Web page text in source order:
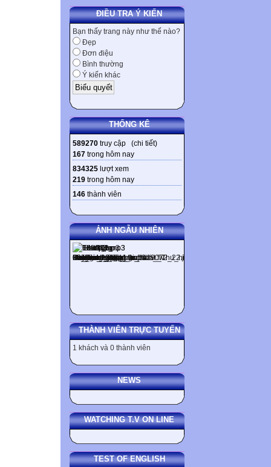
ĐIỀU TRA Ý KIẾN
Bạn thấy trang này như thế nào?
Đẹp
Đơn điệu
Bình thường
Ý kiến khác
THỐNG KÊ
589270 truy cập (chi tiết)
167 trong hôm nay
834325 lượt xem
219 trong hôm nay
146 thành viên
ẢNH NGẪU NHIÊN
THÀNH VIÊN TRỰC TUYẾN
1 khách và 0 thành viên
NEWS
WATCHING T.V ON LINE
TEST OF ENGLISH